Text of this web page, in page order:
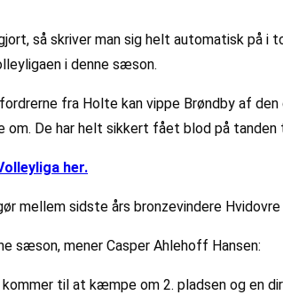
så skriver man sig helt automatisk
i denne sæson.
fra Holte kan vippe Brøndby af
De har helt sikkert fået blod på
her.
mellem sidste års bronzevindere
sæson, mener Casper Ahlehoff Hansen:
til at kæmpe om 2. pladsen og en